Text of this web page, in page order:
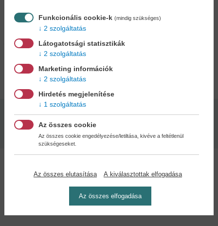
40 darab kártyalap
Játékszabály
Adatok
7-99 éves korig
Kedvenc kategóriák
Funkcionális cookie-k (mindig szükséges)
2 szolgáltatás
Látogatotsági statisztikák
2 szolgáltatás
Marketing információk
2 szolgáltatás
Hirdetés megjelenítése
1 szolgáltatás
Az összes cookie
Az összes cookie engedélyezése/letiltása, kivéve a feltétlenül
szükségeseket.
Az összes elutasítása A kiválasztottak elfogadása
Az összes elfogadása